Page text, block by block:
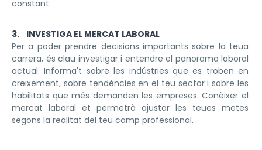
constant
3. INVESTIGA EL MERCAT LABORAL
Per a poder prendre decisions importants sobre la teua
carrera, és clau investigar i entendre el panorama laboral
actual. Informa't sobre les indústries que es troben en
creixement, sobre tendències en el teu sector i sobre les
habilitats que més demanden les empreses. Conèixer el
mercat laboral et permetrà ajustar les teues metes
segons la realitat del teu camp professional.